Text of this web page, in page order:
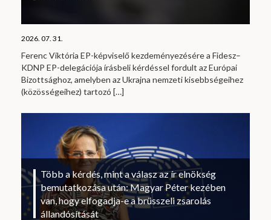
2026. 07. 31.
Ferenc Viktória EP-képviselő kezdeményezésére a Fidesz–
KDNP EP-delegációja írásbeli kérdéssel fordult az Európai
Bizottsághoz, amelyben az Ukrajna nemzeti kisebbségeihez
(közösségeihez) tartozó […]
Több a kérdés, mint a válasz az ír elnökség
bemutatkozása után: Magyar Péter kezében
van, hogy elfogadja-e a brüsszeli zsarolás
állandósítását